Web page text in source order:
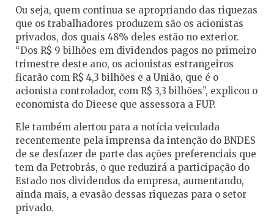
Ou seja, quem continua se apropriando das riquezas
que os trabalhadores produzem são os acionistas
privados, dos quais 48% deles estão no exterior.
“Dos R$ 9 bilhões em dividendos pagos no primeiro
trimestre deste ano, os acionistas estrangeiros
ficarão com R$ 4,3 bilhões e a União, que é o
acionista controlador, com R$ 3,3 bilhões”, explicou o
economista do Dieese que assessora a FUP.
Ele também alertou para a notícia veiculada
recentemente pela imprensa da intenção do BNDES
de se desfazer de parte das ações preferenciais que
tem da Petrobrás, o que reduzirá a participação do
Estado nos dividendos da empresa, aumentando,
ainda mais, a evasão dessas riquezas para o setor
privado.